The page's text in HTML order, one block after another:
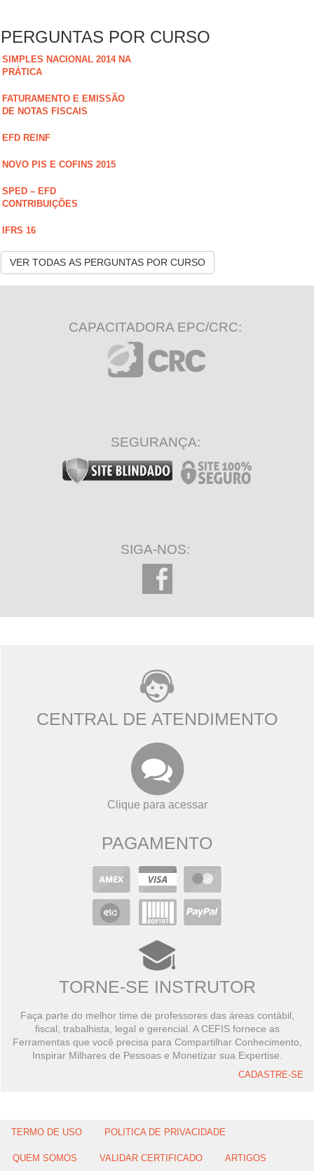
PERGUNTAS POR CURSO
SIMPLES NACIONAL 2014 NA
PRÁTICA
FATURAMENTO E EMISSÃO
DE NOTAS FISCAIS
EFD REINF
NOVO PIS E COFINS 2015
SPED – EFD
CONTRIBUIÇÕES
IFRS 16
VER TODAS AS PERGUNTAS POR CURSO
CAPACITADORA EPC/CRC:
SEGURANÇA:
SIGA-NOS:
CENTRAL DE ATENDIMENTO
Clique para acessar
PAGAMENTO
TORNE-SE INSTRUTOR
Faça parte do melhor time de professores das áreas contábil,
fiscal, trabalhista, legal e gerencial. A CEFIS fornece as
Ferramentas que você precisa para Compartilhar Conhecimento,
Inspirar Milhares de Pessoas e Monetizar sua Expertise.
CADASTRE-SE
TERMO DE USO POLITICA DE PRIVACIDADE
QUEM SOMOS VALIDAR CERTIFICADO ARTIGOS